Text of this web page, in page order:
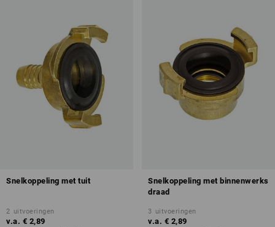
Snelkoppeling met tuit
2 uitvoeringen
v.a. € 2,89
Snelkoppeling met binnenwerks
draad
3 uitvoeringen
v.a. € 2,89